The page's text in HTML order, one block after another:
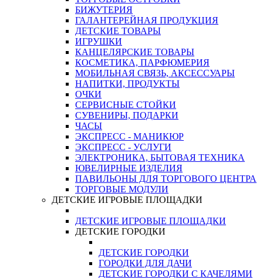
БИЖУТЕРИЯ
ГАЛАНТЕРЕЙНАЯ ПРОДУКЦИЯ
ДЕТСКИЕ ТОВАРЫ
ИГРУШКИ
КАНЦЕЛЯРСКИЕ ТОВАРЫ
КОСМЕТИКА, ПАРФЮМЕРИЯ
МОБИЛЬНАЯ СВЯЗЬ, АКСЕССУАРЫ
НАПИТКИ, ПРОДУКТЫ
ОЧКИ
СЕРВИСНЫЕ СТОЙКИ
СУВЕНИРЫ, ПОДАРКИ
ЧАСЫ
ЭКСПРЕСС - МАНИКЮР
ЭКСПРЕСС - УСЛУГИ
ЭЛЕКТРОНИКА, БЫТОВАЯ ТЕХНИКА
ЮВЕЛИРНЫЕ ИЗДЕЛИЯ
ПАВИЛЬОНЫ ДЛЯ ТОРГОВОГО ЦЕНТРА
ТОРГОВЫЕ МОДУЛИ
ДЕТСКИЕ ИГРОВЫЕ ПЛОЩАДКИ
ДЕТСКИЕ ИГРОВЫЕ ПЛОЩАДКИ
ДЕТСКИЕ ГОРОДКИ
ДЕТСКИЕ ГОРОДКИ
ГОРОДКИ ДЛЯ ДАЧИ
ДЕТСКИЕ ГОРОДКИ С КАЧЕЛЯМИ